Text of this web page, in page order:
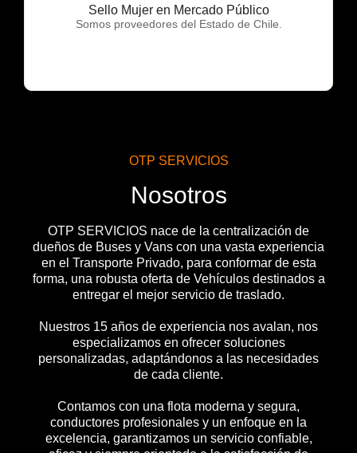
Sello Mujer en Mercado Público
Somos proveedores del Estado de Chile.
OTP Servicios
OTP SERVICIOS
Nosotros
OTP SERVICIOS nace de la centralización de
dueños de Buses y Vans con una vasta experiencia
en el Transporte Privado, para conformar de esta
forma, una robusta oferta de Vehículos destinados a
entregar el mejor servicio de traslado.
Nuestros 15 años de experiencia nos avalan, nos
especializamos en ofrecer soluciones
personalizadas, adaptándonos a las necesidades
de cada cliente.
Contamos con una flota moderna y segura,
conductores profesionales y un enfoque en la
excelencia, garantizamos un servicio confiable,